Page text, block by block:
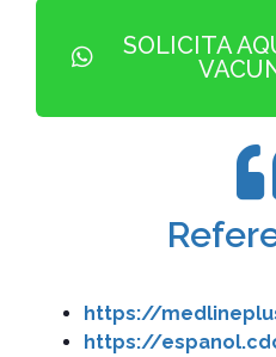
SOLICITA
https://
https://